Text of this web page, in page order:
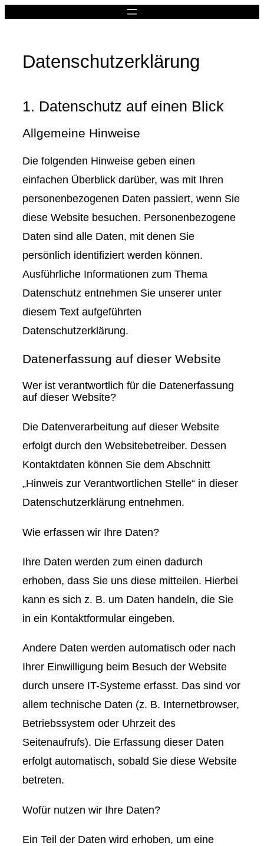
Datenschutzerklärung
1. Datenschutz auf einen Blick
Allgemeine Hinweise
Die folgenden Hinweise geben einen
einfachen Überblick darüber, was mit Ihren
personenbezogenen Daten passiert, wenn Sie
diese Website besuchen. Personenbezogene
Daten sind alle Daten, mit denen Sie
persönlich identifiziert werden können.
Ausführliche Informationen zum Thema
Datenschutz entnehmen Sie unserer unter
diesem Text aufgeführten
Datenschutzerklärung.
Datenerfassung auf dieser Website
Wer ist verantwortlich für die Datenerfassung
auf dieser Website?
Die Datenverarbeitung auf dieser Website
erfolgt durch den Websitebetreiber. Dessen
Kontaktdaten können Sie dem Abschnitt
„Hinweis zur Verantwortlichen Stelle“ in dieser
Datenschutzerklärung entnehmen.
Wie erfassen wir Ihre Daten?
Ihre Daten werden zum einen dadurch
erhoben, dass Sie uns diese mitteilen. Hierbei
kann es sich z. B. um Daten handeln, die Sie
in ein Kontaktformular eingeben.
Andere Daten werden automatisch oder nach
Ihrer Einwilligung beim Besuch der Website
durch unsere IT-Systeme erfasst. Das sind vor
allem technische Daten (z. B. Internetbrowser,
Betriebssystem oder Uhrzeit des
Seitenaufrufs). Die Erfassung dieser Daten
erfolgt automatisch, sobald Sie diese Website
betreten.
Wofür nutzen wir Ihre Daten?
Ein Teil der Daten wird erhoben, um eine